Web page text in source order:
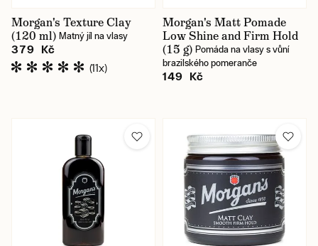
Morgan's Texture Clay
(120 ml) Matný jíl na vlasy
379 Kč
(11x)
Morgan's Matt Pomade
Low Shine and Firm Hold
(15 g) Pomáda na vlasy s vůní
brazilského pomeranče
149 Kč